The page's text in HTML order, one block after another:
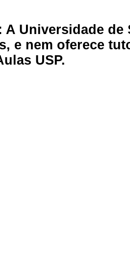
A Universidade
e nem oferece
USP.